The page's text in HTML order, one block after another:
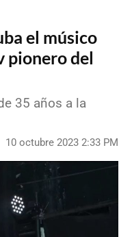
el músico
pionero del
35 años a la
10 octubre 2023 2:33 PM